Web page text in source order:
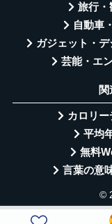
旅行・
自動車
ガジェット・
芸能・エ
カロリ
平均
無料
言葉の意
©